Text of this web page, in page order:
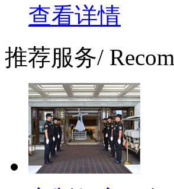
查看详情
推荐服务/